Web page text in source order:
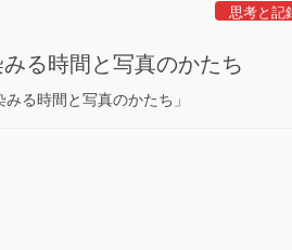
思考と記
る時間と写真のかたち
る時間と写真のかたち」